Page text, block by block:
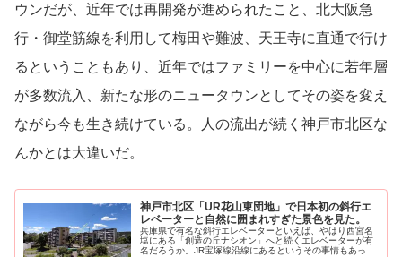
ウンだが、近年では再開発が進められたこと、北大阪急
行・御堂筋線を利用して梅田や難波、天王寺に直通で行け
るということもあり、近年ではファミリーを中心に若年層
が多数流入、新たな形のニュータウンとしてその姿を変え
ながら今も生き続けている。人の流出が続く神戸市北区な
んかとは大違いだ。
神戸市北区「UR花山東団地」で日本初の斜行エ
レベーターと自然に囲まれすぎた景色を見た。
兵庫県で有名な斜行エレベーターといえば、やはり西宮名
塩にある「創造の丘ナシオン」へと続くエレベーターが有
名だろうか。JR宝塚線沿線にあるというその事情もあって